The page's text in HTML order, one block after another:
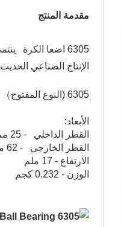
مقدمة المنتج
الإنتاج الصناعي الحديث
6305 (النوع المفتوح） ， 6305-2RS （أختام مطاطية) 6305ZZ （أختام فولاذية）
الأبعاد:
القطر الداخلي - 25 مم
القطر الخارجي - 62 ملم
الارتفاع - 17 ملم
الوزن - 0.232 كجم